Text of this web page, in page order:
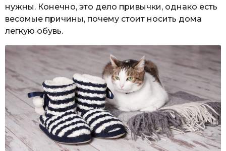
нужны. Конечно, это дело привычки, однако есть
весомые причины, почему стоит носить дома
легкую обувь.